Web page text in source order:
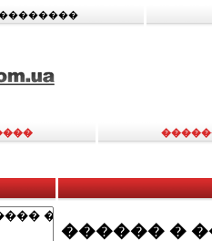
������ �